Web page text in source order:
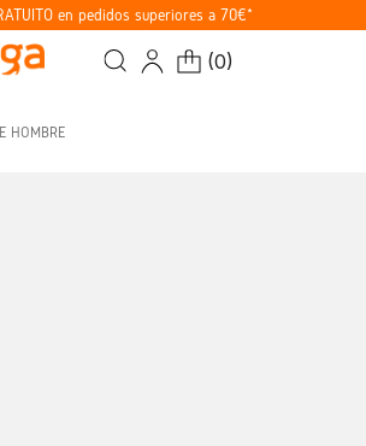
en pedidos superiores a 70€*
(0)
HOMBRE